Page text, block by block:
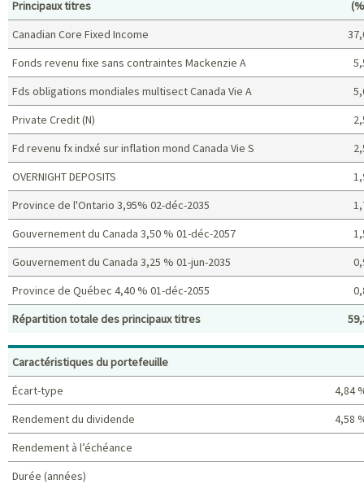
Principaux titres (%)
Principaux titres
Canadian Core Fixed Income
Fonds revenu fixe sans contraintes Mackenzie A
Fds obligations mondiales multisect Canada Vie A
Private Credit (N)
Fd revenu fx indxé sur inflation mond Canada Vie S
OVERNIGHT DEPOSITS
Province de l'Ontario 3,95% 02-déc-2035
Gouvernement du Canada 3,50 % 01-déc-2057
Gouvernement du Canada 3,25 % 01-jun-2035
Province de Québec 4,40 % 01-déc-2055
Répartition totale des principaux titres
Caractéristiques du portefeuille
Écart-type
4,84
Rendement du dividende
4,58
Rendement à l’échéance
Durée (années)